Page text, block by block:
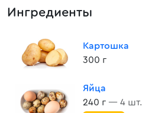
Ингредиенты
Картошка
300 г
Яйца
240 г — 4 шт.